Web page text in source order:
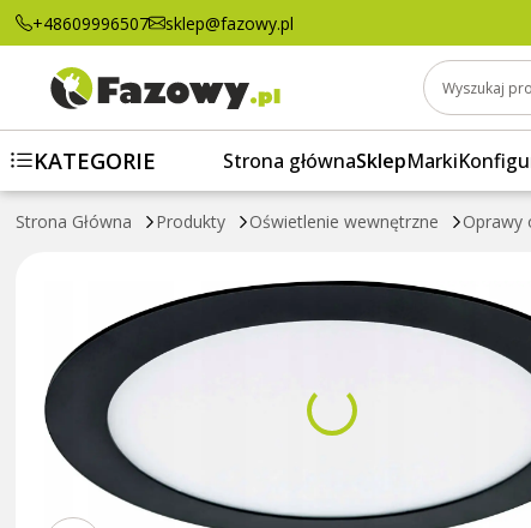
+48609996507 sklep@fazowy.pl
Wyszukaj
KATEGORIE Strona głównaSklepMarki
Strona Główna Produkty Oświetlenie wewnętrzne Oprawy
Oprawa LED do zabudowy p/t (Downlight